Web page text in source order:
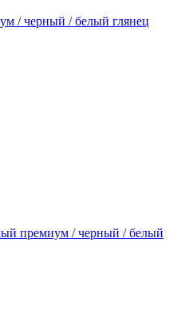
/ черный / белый глянец
премиум / черный / белый